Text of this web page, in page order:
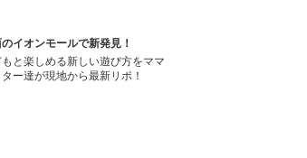
イオンモールで新発見！
と楽しめる新しい遊び方をママ
ー達が現地から最新リポ！